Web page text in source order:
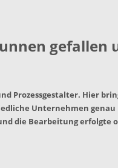
Prozessgestalter. Hier
Unternehmen
die Bearbeitung erfolgte